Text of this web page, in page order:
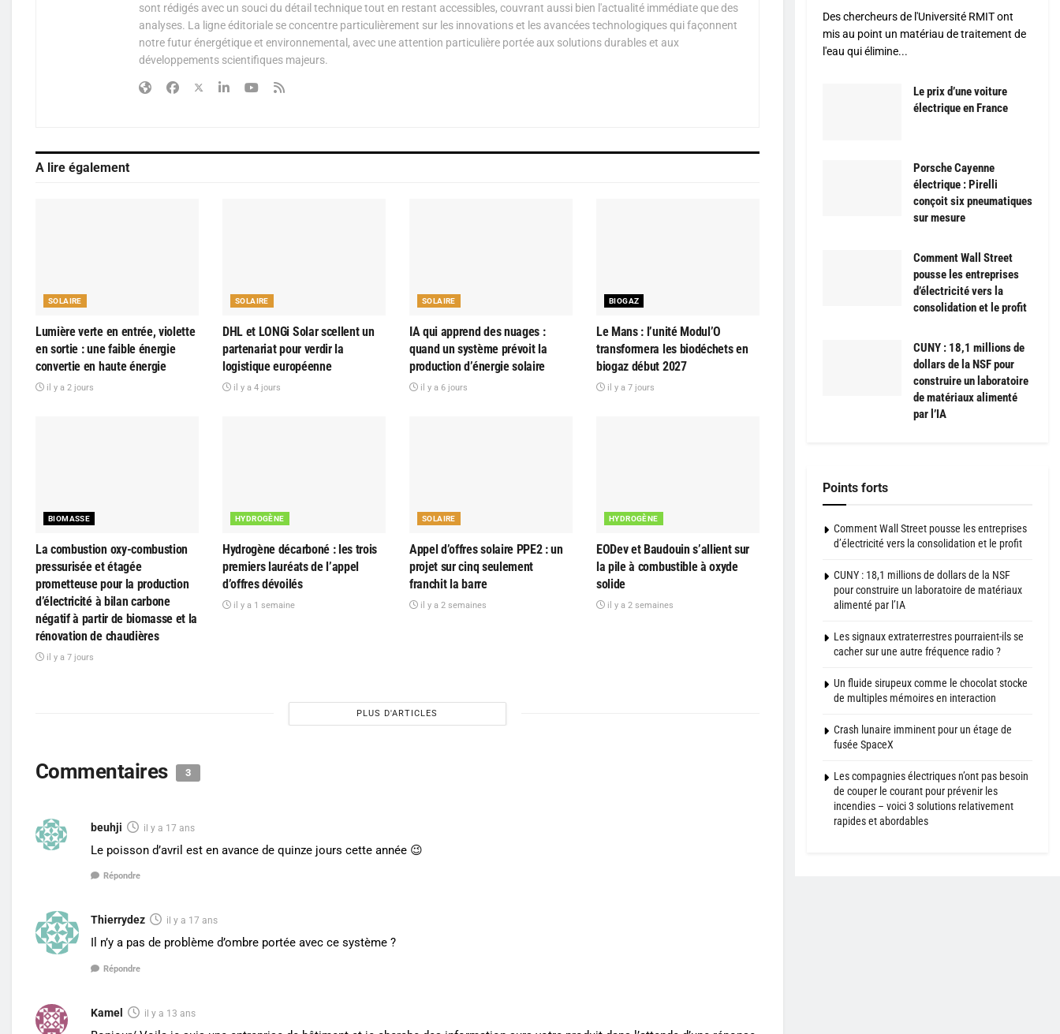
sont rédigés avec un souci du détail technique tout en restant accessibles, couvrant aussi bien l'actualité immédiate que des
analyses. La ligne éditoriale se concentre particulièrement sur les innovations et les avancées technologiques qui façonnent
notre futur énergétique et environnemental, avec une attention particulière portée aux solutions durables et aux
développements scientifiques majeurs.
A lire également
SOLAIRE
Lumière verte en entrée, violette
en sortie : une faible énergie
convertie en haute énergie
il y a 2 jours
SOLAIRE
DHL et LONGi Solar scellent un
partenariat pour verdir la
logistique européenne
il y a 4 jours
SOLAIRE
IA qui apprend des nuages :
quand un système prévoit la
production d’énergie solaire
il y a 6 jours
BIOGAZ
Le Mans : l’unité Modul’O
transformera les biodéchets en
biogaz début 2027
il y a 7 jours
BIOMASSE
La combustion oxy-combustion
pressurisée et étagée
prometteuse pour la production
d’électricité à bilan carbone
négatif à partir de biomasse et la
rénovation de chaudières
il y a 7 jours
HYDROGÈNE
Hydrogène décarboné : les trois
premiers lauréats de l’appel
d’offres dévoilés
il y a 1 semaine
SOLAIRE
Appel d’offres solaire PPE2 : un
projet sur cinq seulement
franchit la barre
il y a 2 semaines
HYDROGÈNE
EODev et Baudouin s’allient sur
la pile à combustible à oxyde
solide
il y a 2 semaines
PLUS D'ARTICLES
Commentaires 3
beuhji il y a 17 ans
Le poisson d’avril est en avance de quinze jours cette année 😉
Répondre
Thierrydez il y a 17 ans
Il n’y a pas de problème d’ombre portée avec ce système ?
Répondre
Kamel il y a 13 ans
Des chercheurs de l'Université RMIT ont
mis au point un matériau de traitement de
l'eau qui élimine...
Le prix d’une voiture
électrique en France
Porsche Cayenne
électrique : Pirelli
conçoit six pneumatiques
sur mesure
Comment Wall Street
pousse les entreprises
d’électricité vers la
consolidation et le profit
CUNY : 18,1 millions de
dollars de la NSF pour
construire un laboratoire
de matériaux alimenté
par l’IA
Points forts
Comment Wall Street pousse les entreprises
d’électricité vers la consolidation et le profit
CUNY : 18,1 millions de dollars de la NSF
pour construire un laboratoire de matériaux
alimenté par l’IA
Les signaux extraterrestres pourraient-ils se
cacher sur une autre fréquence radio ?
Un fluide sirupeux comme le chocolat stocke
de multiples mémoires en interaction
Crash lunaire imminent pour un étage de
fusée SpaceX
Les compagnies électriques n’ont pas besoin
de couper le courant pour prévenir les
incendies – voici 3 solutions relativement
rapides et abordables